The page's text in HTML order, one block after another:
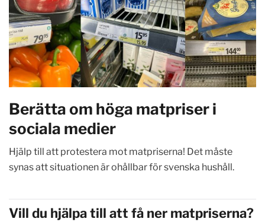
Berätta om höga matpriser i
sociala medier
Hjälp till att protestera mot matpriserna! Det måste
synas att situationen är ohållbar för svenska hushåll.
Vill du hjälpa till att få ner matpriserna?